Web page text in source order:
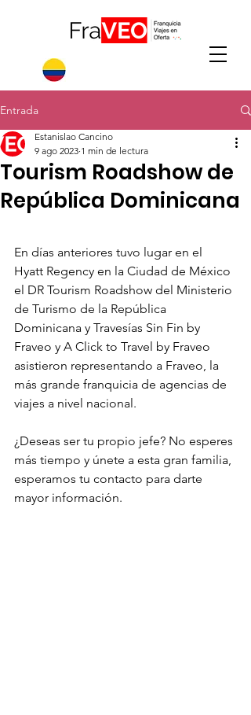
Entrada
Tourism Roadshow de
República Dominicana
Estanislao Cancino
9 ago 2023 1 min de lectura
En días anteriores tuvo lugar en el
Hyatt Regency en la Ciudad de México
el DR Tourism Roadshow del Ministerio
de Turismo de la República
Dominicana y Travesías Sin Fin by
Fraveo y A Click to Travel by Fraveo
asistieron representando a Fraveo, la
más grande franquicia de agencias de
viajes a nivel nacional.
¿Deseas ser tu propio jefe? No esperes
más tiempo y únete a esta gran familia,
esperamos tu contacto para darte
mayor información.